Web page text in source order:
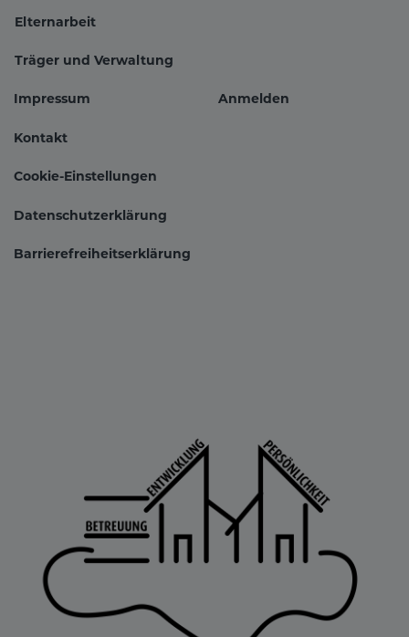
Hauptnavigation
Elternarbeit
Träger und Verwaltung
Fußbereichsmenü
Impressum
Kontakt
Cookie-Einstellungen
Datenschutzerklärung
Barrierefreiheitserklärung
Anmelden